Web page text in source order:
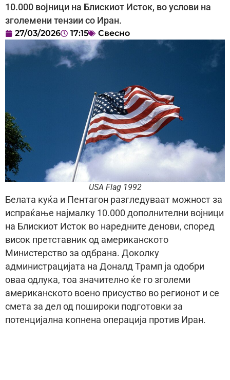
10.000 војници на Блискиот Исток, во услови на
зголемени тензии со Иран.
27/03/2026 17:15 Свесно
USA Flag 1992
Белата куќа и Пентагон разгледуваат можност за
испраќање најмалку 10.000 дополнителни војници
на Блискиот Исток во наредните денови, според
висок претставник од американското
Министерство за одбрана. Доколку
администрацијата на Доналд Трамп ја одобри
оваа одлука, тоа значително ќе го зголеми
американското воено присуство во регионот и се
смета за дел од пошироки подготовки за
потенцијална копнена операција против Иран.